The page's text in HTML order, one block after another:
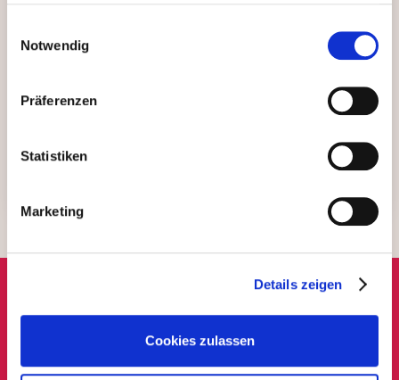
willigen Sie gem. Art. 49 Abs. 1 DSGVO ein, dass auch
möglich, dass die übermittelten Daten durch lokale
Behörden verarbeitet werden.
Notwendig
Präferenzen
Statistiken
Marketing
Details zeigen
Cookies zulassen
Anlageausschusses trägt er maßgeblich zu den
Beratung und Öffentlichkeitsarbeit beider Häuser.
Nach seinem VWL-Studium an der Universität
Beratungsunternehmen ist er seit rund 15 Jahren
bei der Quirin Privatbank – und damit ein echtes
Mehr Finanzwissen gibt’s in unserem
Podcast